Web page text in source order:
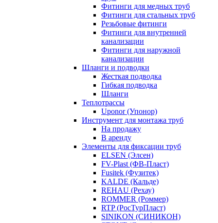
Фитинги для медных труб
Фитинги для стальных труб
Резьбовые фитинги
Фитинги для внутренней
канализации
Фитинги для наружной
канализации
Шланги и подводки
Жесткая подводка
Гибкая подводка
Шланги
Теплотрассы
Uponor (Упонор)
Инструмент для монтажа труб
На продажу
В аренду
Элементы для фиксации труб
ELSEN (Элсен)
FV-Plast (ФВ-Пласт)
Fusitek (Фузитек)
KALDE (Кальде)
REHAU (Рехау)
ROMMER (Роммер)
RTP (РосТурПласт)
SINIKON (СИНИКОН)